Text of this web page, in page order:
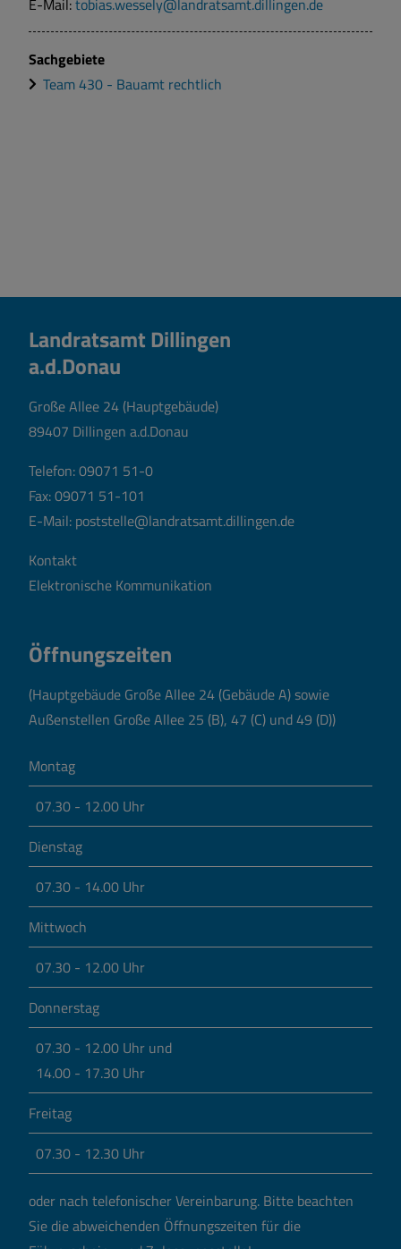
E-Mail:tobias.wessely@landratsamt.dillingen.de
Sachgebiete
Team 430 - Bauamt rechtlich
Landratsamt Dillingen
a.d.Donau
Große Allee 24 (Hauptgebäude)
89407 Dillingen a.d.Donau
Telefon:09071 51-0
Fax: 09071 51-101
E-Mail: poststelle@landratsamt.dillingen.de
Kontakt
Elektronische Kommunikation
Öffnungszeiten
(Hauptgebäude Große Allee 24 (Gebäude A) sowie
Außenstellen Große Allee 25 (B), 47 (C) und 49 (D))
Montag
07.30 - 12.00 Uhr
Dienstag
07.30 - 14.00 Uhr
Mittwoch
07.30 - 12.00 Uhr
Donnerstag
07.30 - 12.00 Uhr und
14.00 - 17.30 Uhr
Freitag
07.30 - 12.30 Uhr
oder nach telefonischer Vereinbarung. Bitte beachten
Sie die abweichenden Öffnungszeiten für die